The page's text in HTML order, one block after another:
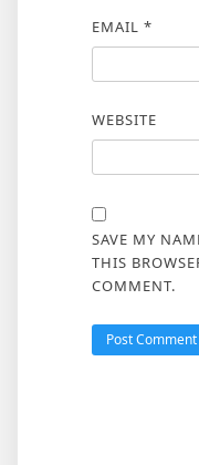
EMAIL *
WEBSITE
SAVE MY
THIS
COMMENT.